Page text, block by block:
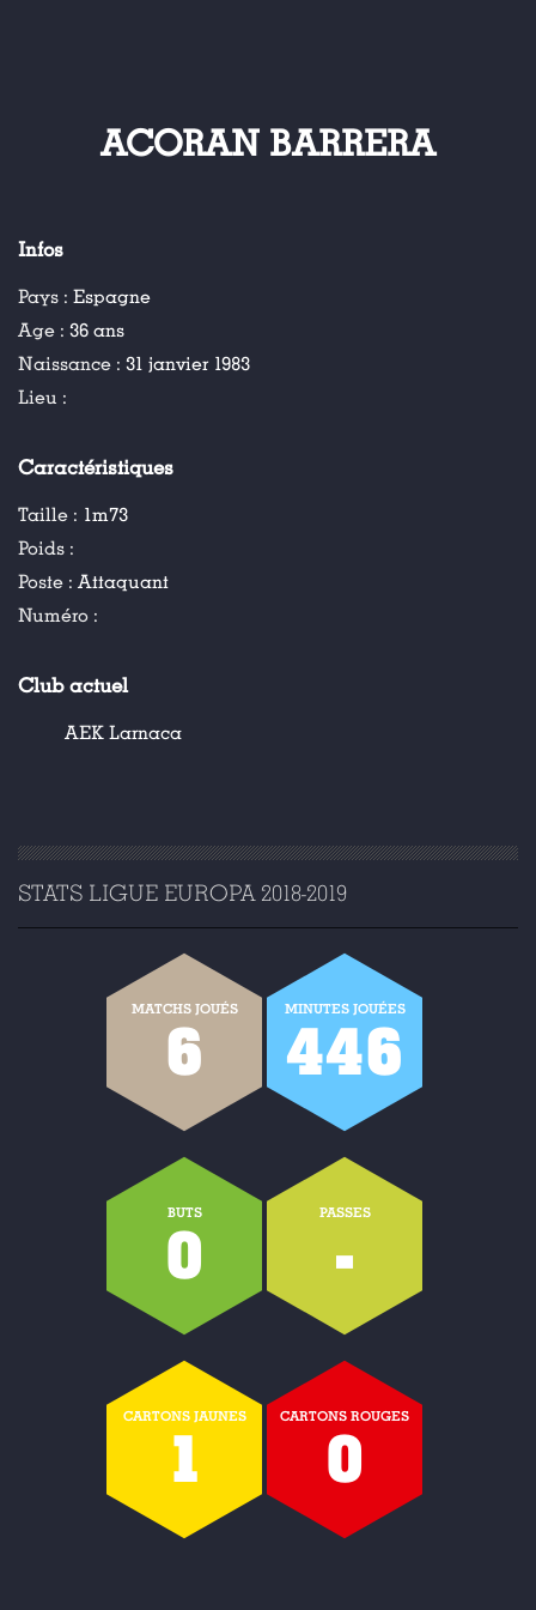
ACORAN BARRERA
Infos
Pays : Espagne
Age : 36 ans
Naissance : 31 janvier 1983
Lieu :
Caractéristiques
Taille : 1m73
Poids :
Poste : Attaquant
Numéro :
Club actuel
AEK Larnaca
STATS LIGUE EUROPA 2018-2019
MATCHS JOUÉS
6
MINUTES JOUÉES
446
BUTS
0
PASSES
-
CARTONS JAUNES
1
CARTONS ROUGES
0